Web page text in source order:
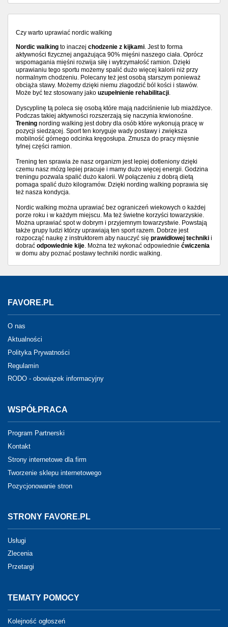
Czy warto uprawiać nordic walking
Nordic walking to inaczej chodzenie z kijkami. Jest to forma
aktywności fizycznej angażująca 90% mięśni naszego ciała. Oprócz
wspomagania mięśni rozwija siłę i wytrzymałość ramion. Dzięki
uprawianiu tego sportu możemy spalić dużo więcej kalorii niż przy
normalnym chodzeniu. Polecany też jest osobą starszym ponieważ
obciąża stawy. Możemy dzięki niemu złagodzić ból kości i stawów.
Może być tez stosowany jako uzupełnienie rehabilitacji.
Dyscyplinę tą poleca się osobą które mają nadciśnienie lub miażdżyce.
Podczas takiej aktywności rozszerzają się naczynia krwionośne.
Trening nording walking jest dobry dla osób które wykonują pracę w
pozycji siedzącej. Sport ten koryguje wady postawy i zwiększa
mobilność górnego odcinka kręgosłupa. Zmusza do pracy mięsnie
tylnej części ramion.
Trening ten sprawia że nasz organizm jest lepiej dotleniony dzięki
czemu nasz mózg lepiej pracuje i mamy dużo więcej energii. Godzina
treningu pozwala spalić dużo kalorii. W połączeniu z dobrą dietą
pomaga spalić dużo kilogramów. Dzięki nording walking poprawia się
też nasza kondycja.
Nordic walking można uprawiać bez ograniczeń wiekowych o każdej
porze roku i w każdym miejscu. Ma też świetne korzyści towarzyskie.
Można uprawiać spot w dobrym i przyjemnym towarzystwie. Powstają
także grupy ludzi którzy uprawiają ten sport razem. Dobrze jest
rozpocząć naukę z instruktorem aby nauczyć się prawidłowej techniki i
dobrać odpowiednie kije. Można też wykonać odpowiednie ćwiczenia
w domu aby poznać postawy techniki nordic walking.
FAVORE.PL
O nas
Aktualności
Polityka Prywatności
Regulamin
RODO - obowiązek informacyjny
WSPÓŁPRACA
Program Partnerski
Kontakt
Strony internetowe dla firm
Tworzenie sklepu internetowego
Pozycjonowanie stron
STRONY FAVORE.PL
Usługi
Zlecenia
Przetargi
TEMATY POMOCY
Kolejność ogłoszeń